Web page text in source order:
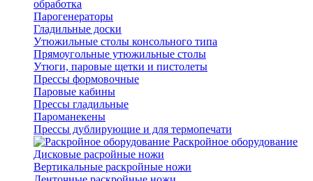
обработка
Парогенераторы
Гладильные доски
Утюжильные столы консольного типа
Прямоугольные утюжильные столы
Утюги, паровые щетки и пистолеты
Прессы формовочные
Паровые кабины
Прессы гладильные
Пароманекены
Прессы дублирующие и для термопечати
Раскройное оборудование
Дисковые расройные ножи
Вертикальные раскройные ножи